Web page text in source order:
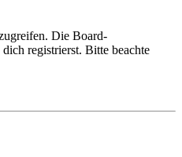
Die Board-
registrierst. Bitte beachte